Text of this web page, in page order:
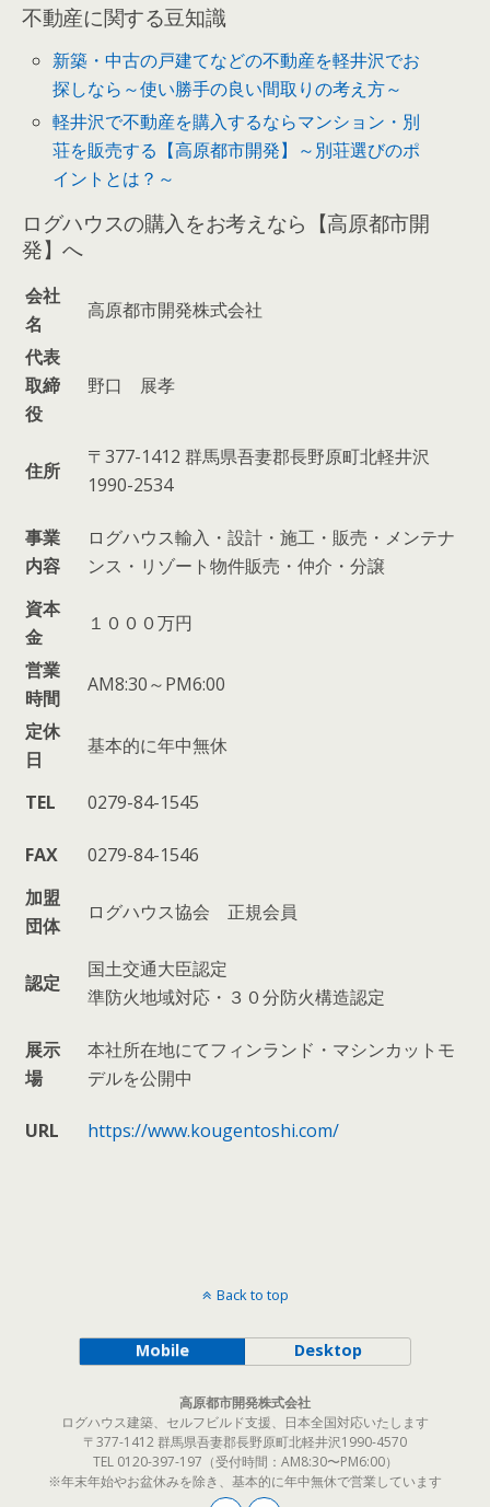
不動産に関する豆知識
新築・中古の戸建てなどの不動産を軽井沢でお
探しなら～使い勝手の良い間取りの考え方～
軽井沢で不動産を購入するならマンション・別
荘を販売する【高原都市開発】～別荘選びのポ
イントとは？～
ログハウスの購入をお考えなら【高原都市開
発】へ
会社
名
高原都市開発株式会社
代表
取締
役
野口 展孝
住所
〒377-1412 群馬県吾妻郡長野原町北軽井沢
1990-2534
事業
内容
ログハウス輸入・設計・施工・販売・メンテナ
ンス・リゾート物件販売・仲介・分譲
資本
金
１０００万円
営業
時間
AM8:30～PM6:00
定休
日
基本的に年中無休
TEL 0279-84-1545
FAX
0279-84-1546
加盟
団体
ログハウス協会 正規会員
認定
国土交通大臣認定
準防火地域対応・３０分防火構造認定
展示
場
本社所在地にてフィンランド・マシンカットモ
デルを公開中
URL https://www.kougentoshi.com/
Back to top
Mobile Desktop
高原都市開発株式会社
ログハウス建築、セルフビルド支援、日本全国対応いたします
〒377-1412 群馬県吾妻郡長野原町北軽井沢1990-4570
TEL 0120-397-197（受付時間：AM8:30〜PM6:00）
※年末年始やお盆休みを除き、基本的に年中無休で営業しています